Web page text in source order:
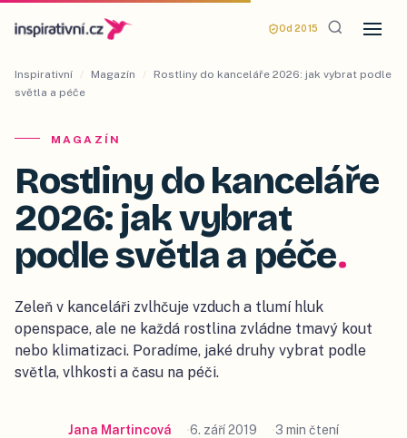
Od 2015
Inspirativní / Magazín /
Rostliny do kanceláře 2026: jak vybrat podle
světla a péče
MAGAZÍN
Rostliny do kanceláře
2026: jak vybrat
podle světla a péče.
Zeleň v kanceláři zvlhčuje vzduch a tlumí hluk
openspace, ale ne každá rostlina zvládne tmavý kout
nebo klimatizaci. Poradíme, jaké druhy vybrat podle
světla, vlhkosti a času na péči.
Jana Martincová 6. září 2019 3 min čtení